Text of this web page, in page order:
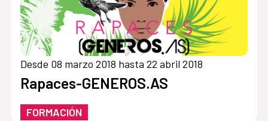
Desde 08 marzo 2018 hasta 22 abril 2018
Rapaces-GENEROS.AS
FORMACIÓN